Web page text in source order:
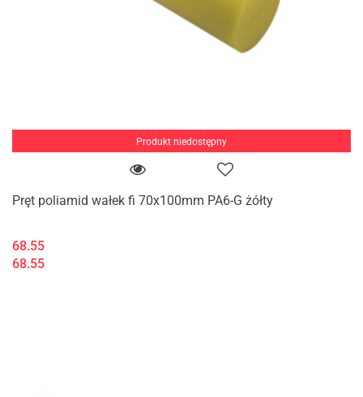
Produkt niedostępny
Pręt poliamid wałek fi 70x100mm PA6-G żółty
68.55
68.55